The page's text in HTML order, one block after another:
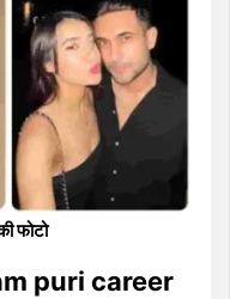
फोटो
puri career